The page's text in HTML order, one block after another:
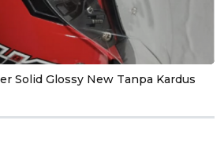
Solid Glossy New Tanpa Kardus